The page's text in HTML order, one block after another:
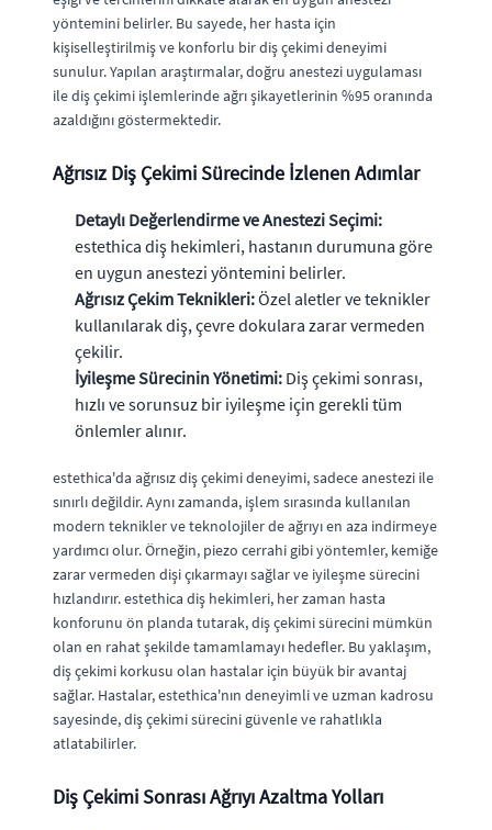
yöntemini belirler. Bu sayede, her hasta için
kişiselleştirilmiş ve konforlu bir diş çekimi deneyimi
sunulur. Yapılan araştırmalar, doğru anestezi uygulaması
ile diş çekimi işlemlerinde ağrı şikayetlerinin %95 oranında
azaldığını göstermektedir.
Ağrısız Diş Çekimi Sürecinde İzlenen Adımlar
Detaylı Değerlendirme ve Anestezi Seçimi:
estethica diş hekimleri, hastanın durumuna göre
en uygun anestezi yöntemini belirler.
Ağrısız Çekim Teknikleri:Özel aletler ve teknikler
kullanılarak diş, çevre dokulara zarar vermeden
çekilir.
İyileşme Sürecinin Yönetimi: Diş çekimi sonrası,
hızlı ve sorunsuz bir iyileşme için gerekli tüm
önlemler alınır.
estethica'da ağrısız diş çekimi deneyimi, sadece anestezi ile
sınırlı değildir. Aynı zamanda, işlem sırasında kullanılan
modern teknikler ve teknolojiler de ağrıyı en aza indirmeye
yardımcı olur. Örneğin, piezo cerrahi gibi yöntemler, kemiğe
zarar vermeden dişi çıkarmayı sağlar ve iyileşme sürecini
hızlandırır. estethica diş hekimleri, her zaman hasta
konforunu ön planda tutarak, diş çekimi sürecini mümkün
olan en rahat şekilde tamamlamayı hedefler. Bu yaklaşım,
diş çekimi korkusu olan hastalar için büyük bir avantaj
sağlar. Hastalar, estethica'nın deneyimli ve uzman kadrosu
sayesinde, diş çekimi sürecini güvenle ve rahatlıkla
atlatabilirler.
Diş Çekimi Sonrası Ağrıyı Azaltma Yolları